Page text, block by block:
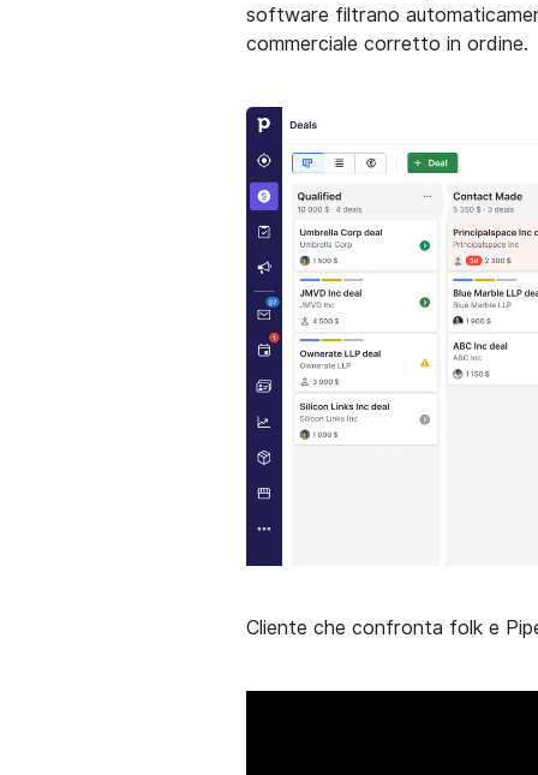
software filtrano
commerciale corretto in ordine.
Cliente che confronta folk e